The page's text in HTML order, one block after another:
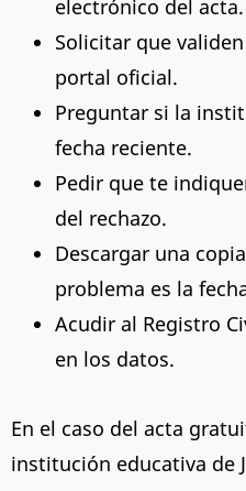
electrónico del acta.
Solicitar que
portal oficial.
Preguntar si la
fecha reciente.
Pedir que te
del rechazo.
Descargar una
problema es la
Acudir al Registro
en los datos.
En el caso del acta
institución educativa de